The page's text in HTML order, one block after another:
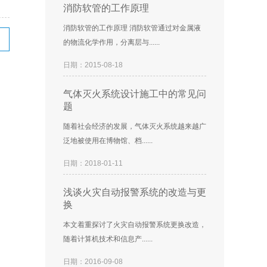
消防软管的工作原理
消防软管的工作原理 消防软管通过对金属液
的物流化学作用，分离层与......
日期：2015-08-18
气体灭火系统设计施工中的常见问
题
随着社会经济的发展，气体灭火系统越来越广
泛地被使用在博物馆、档......
日期：2018-01-11
浅谈火灾自动报警系统的改造与更
换
本文着重探讨了火灾自动报警系统更换改造，
随着计算机技术和信息产......
日期：2016-09-08